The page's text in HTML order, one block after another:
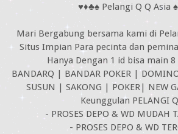
♥♦♣♠ Pelangi Q Q Asia
Mari Bergabung bersama kami di
Situs Impian Para pecinta dan
Hanya Dengan 1 id bisa main
BANDARQ | BANDAR POKER |
SUSUN | SAKONG | POKER| NEW
Keunggulan PELANGI
- PROSES DEPO & WD MUDAH
- PROSES DEPO & WD